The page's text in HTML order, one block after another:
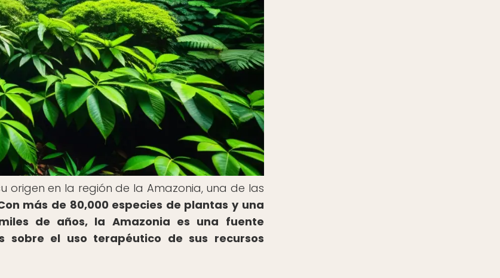
origen en la región de la Amazonia, una de las
más de 80,000 especies de plantas y una
de años, la Amazonia es una fuente
sobre el uso terapéutico de sus recursos